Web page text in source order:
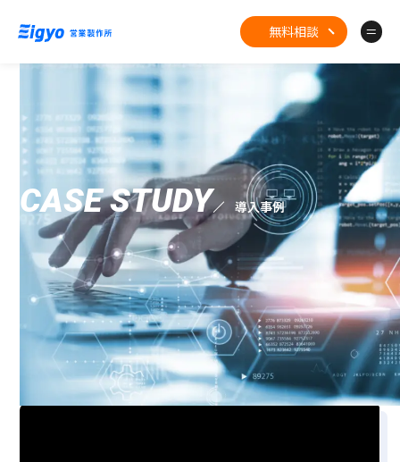
無料相談
CASE STUDY 導入事例
CASE STUDY
全ての事例 ジーエン図面 Eigyo Engine